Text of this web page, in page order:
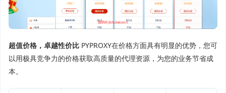
超值价格，卓越性价比 PYPROXY在价格方面具有明显的优势，您可
以用极具竞争力的价格获取高质量的代理资源，为您的业务节省成
本。